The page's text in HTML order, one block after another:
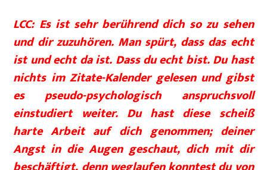
LCC: Es ist sehr berührend dich so zu sehen
und dir zuzuhören. Man spürt, dass das echt
ist und echt da ist. Dass du echt bist. Du hast
nichts im Zitate-Kalender gelesen und gibst
es pseudo-psychologisch anspruchsvoll
einstudiert weiter. Du hast diese scheiß
harte Arbeit auf dich genommen; deiner
Angst in die Augen geschaut, dich mit dir